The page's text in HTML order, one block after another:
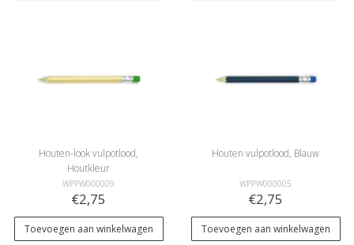
Houten-look vulpotlood,
Houtkleur
WPPW000009
€2,75
Toevoegen aan winkelwagen
Houten vulpotlood, Blauw
WPPW000005
€2,75
Toevoegen aan winkelwagen